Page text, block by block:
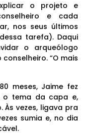
o projeto e
e cada
nos seus últimos
tarefa). Daqui
o arqueólogo
“O mais
meses, Jaime fez
o tema da capa e,
Às vezes, ligava pra
sumia e, no dia